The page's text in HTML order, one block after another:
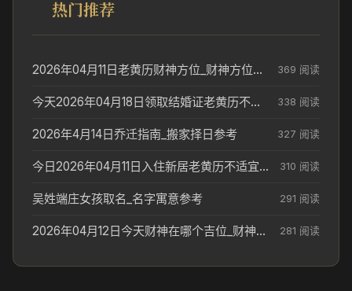
热门推荐
2026年04月11日老黄历财神方位_财神方位与供奉讲究 369 阅读
今天2026年04月18日领取结婚证老黄历不适合吗_领证日期参考 338 阅读
2026年4月14日乔迁指南_搬家择日参考 327 阅读
今日2026年04月11日入住新居老黄历不适宜吗_搬家择日参考 310 阅读
吴姓端庄女孩取名_名字寓意参考 291 阅读
2026年04月12日今天财神在哪个吉位_财神方位参考 281 阅读